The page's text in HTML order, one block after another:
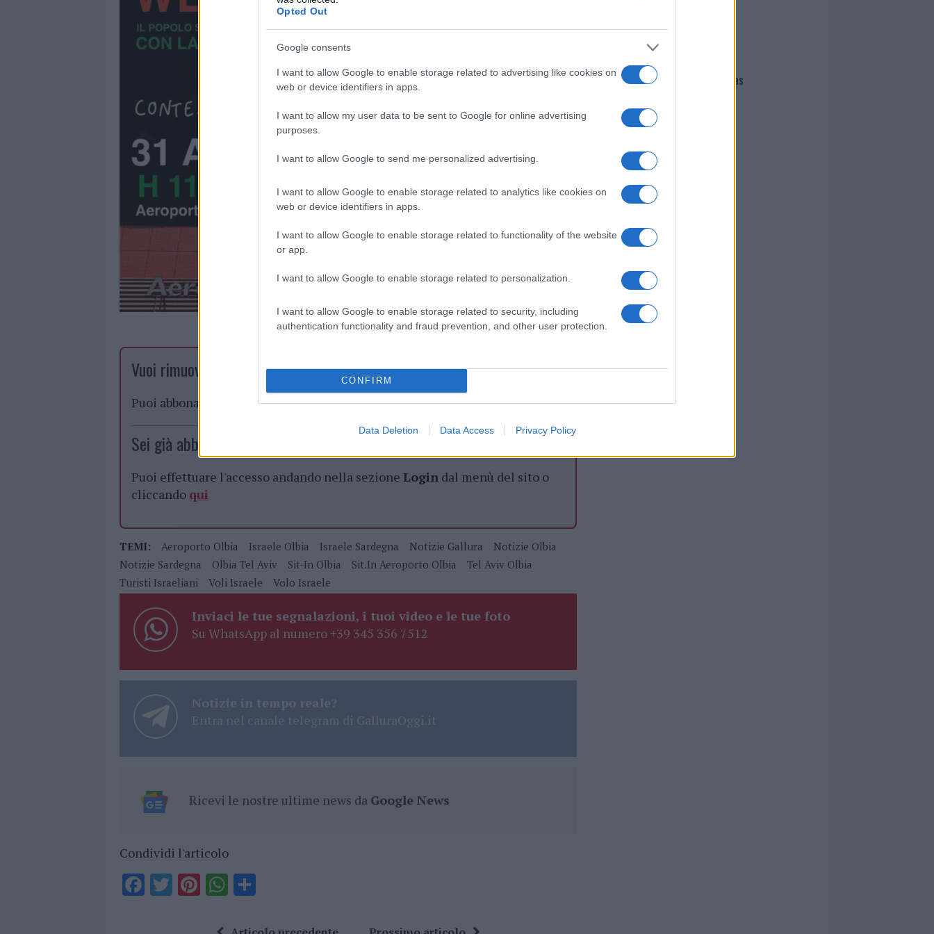
Opted Out
Google consents
I want to allow Google to enable storage related to advertising like cookies on
web or device identifiers in apps.
I want to allow my user data to be sent to Google for online advertising
purposes.
I want to allow Google to send me personalized advertising.
I want to allow Google to enable storage related to analytics like cookies on
web or device identifiers in apps.
I want to allow Google to enable storage related to functionality of the website
or app.
I want to allow Google to enable storage related to personalization.
I want to allow Google to enable storage related to security, including
authentication functionality and fraud prevention, and other user protection.
CONFIRM
Data Deletion Data Access Privacy Policy
Vuoi rimuovere le pubblicità nazionali?
Puoi abbonarti a soli € 1,10 al mesecliccandoqui
Sei già abbonato?
Puoi effettuare l'accesso andando nella sezione Login dal menù del sito o
cliccando qui
TEMI: Aeroporto Olbia Israele Olbia Israele Sardegna Notizie Gallura
Notizie Olbia
Notizie Sardegna
Olbia Tel Aviv Sit-In Olbia Sit.in Aeroporto Olbia
Tel Aviv Olbia
Turisti Israeliani
Voli Israele Volo Israele
Inviaci le tue segnalazioni, i tuoi video e le tue foto
Su WhatsApp al numero +39 345 356 7512
Notizie in tempo reale?
Entra nel canale telegram di GalluraOggi.it
Ricevi le nostre ultime news da Google News
Condividi l'articolo
F T Pi W
Giovannimaria Cabras